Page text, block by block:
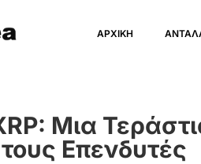
ΑΡΧΙΚΗ
Μια
Επενδυτές